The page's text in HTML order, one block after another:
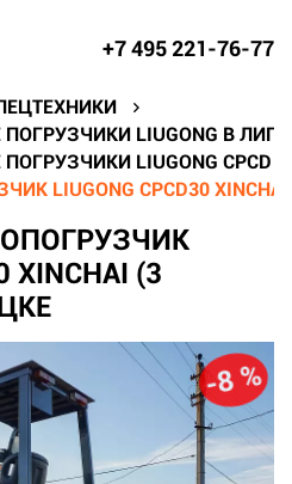
+7 495 221-76-77
LIUGONG В
LIUGONG CPCD
LIUGONG CPCD30
XINCHAI (3
-8 %